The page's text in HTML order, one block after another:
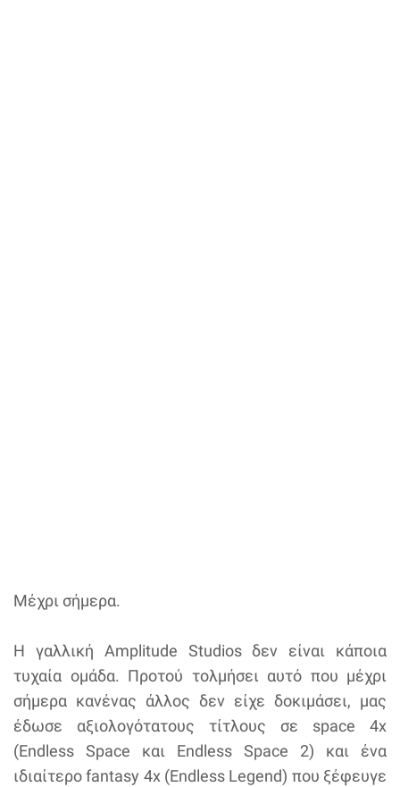
Μέχρι σήμερα.
Η γαλλική Amplitude Studios δεν είναι κάποια
τυχαία ομάδα. Προτού τολμήσει αυτό που μέχρι
σήμερα κανένας άλλος δεν είχε δοκιμάσει, μας
έδωσε αξιολογότατους τίτλους σε space 4x
(Endless Space και Endless Space 2) και ένα
ιδιαίτερο fantasy 4x (Endless Legend) που ξέφευγε